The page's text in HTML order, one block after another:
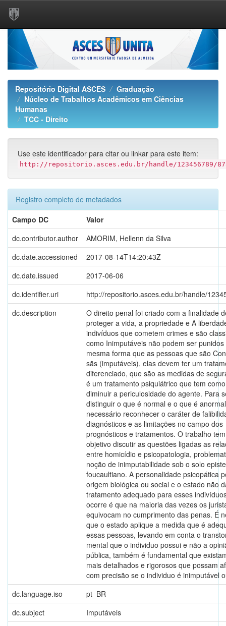
Skip
navigation
Repositório Digital ASCES
Graduação
Núcleo de Trabalhos Acadêmicos em Ciências
Humanas
TCC - Direito
Use este identificador para citar ou linkar para este item:
http://repositorio.asces.edu.br/handle/123456789/
Registro completo de metadados
Campo DC
Valor
dc.contributor.author
AMORIM, Hellenn da Silva
dc.date.accessioned
2017-08-14T14:20:43Z
dc.date.issued
2017-06-06
dc.identifier.uri
http://repositorio.asces.edu.br/handle/
dc.description
O direito penal foi criado com a finalidade
proteger a vida, a propriedade e A
indivíduos que cometem crimes e são
como Inimputáveis não podem ser punidos
mesma forma que as pessoas que são
sãs (imputáveis), elas devem ter um
diferenciado, que são as medidas de
é um tratamento psiquiátrico que tem
diminuir a periculosidade do agente. Para
distinguir o que é normal e o que é
necessário reconhecer o caráter de
diagnósticos e as limitações no campo dos
prognósticos e tratamentos. O trabalho
objetivo discutir as questões ligadas as
entre homicídio e psicopatologia,
noção de inimputabilidade sob o solo
foucaultiano. A personalidade psicopática
origem biológica ou social e o estado não
tratamento adequado para esses
ocorre é que na maioria das vezes os
equivocam no cumprimento das penas. É
que o estado aplique a medida que é
essas pessoas, levando em conta o
mental que o individuo possui e não a
pública, também é fundamental que
mais detalhados e rigorosos que possam
com precisão se o individuo é inimputável
dc.language.iso
pt_BR
dc.subject
Imputáveis